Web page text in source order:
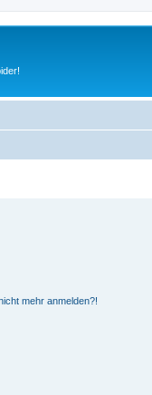
mehr anmelden?!